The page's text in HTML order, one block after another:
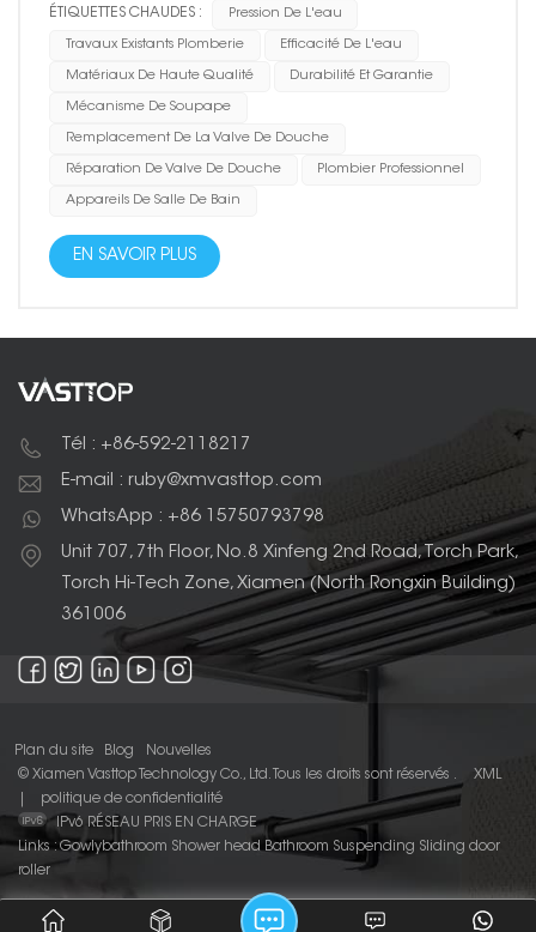
compte pour vous assurer d'obtenir le meilleur produ...
ÉTIQUETTES CHAUDES : Pression De L'eau
Travaux Existants Plomberie Efficacité De L'eau
Matériaux De Haute Qualité Durabilité Et Garantie
Mécanisme De Soupape
Remplacement De La Valve De Douche
Réparation De Valve De Douche Plombier Professionnel
Appareils De Salle De Bain
EN SAVOIR PLUS
Tél : +86-592-2118217
E-mail : ruby@xmvasttop.com
WhatsApp : +86 15750793798
Unit 707, 7th Floor, No.8 Xinfeng 2nd Road, Torch Park,
Torch Hi-Tech Zone, Xiamen (North Rongxin Building)
361006
Plan du site Blog
Nouvelles
© Xiamen Vasttop Technology Co., Ltd. Tous les droits sont réservés .
XML
politique de confidentialité
IPv6 RÉSEAU PRIS EN CHARGE
Links :Gowlybathroom Shower head Bathroom Suspending Sliding door
roller